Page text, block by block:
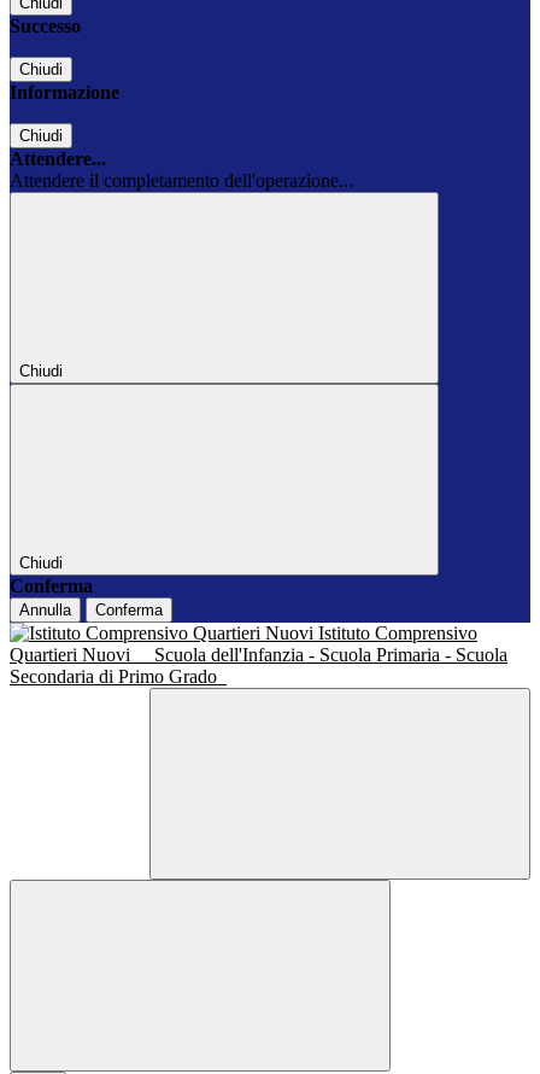
Successo
Chiudi
Informazione
Chiudi
Attendere...
Attendere il completamento dell'operazione...
Chiudi
Chiudi
Conferma
Annulla Conferma
Istituto Comprensivo
Quartieri Nuovi
Scuola dell'Infanzia - Scuola Primaria - Scuola
Secondaria di Primo Grado